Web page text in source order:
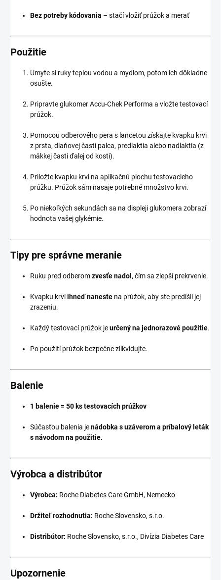
Bez potreby kódovania – stačí vložiť prúžok a merať
Použitie
Umyte si ruky teplou vodou a mydlom, potom ich dôkladne
osušte.
Pripravte glukomer Accu-Chek Performa a vložte testovací
prúžok.
Pomocou odberového pera s lancetou získajte kvapku krvi
z prsta, dlaňovej časti palca, predlaktia alebo nadlaktia (z
mäkkej časti ďalej od kosti).
Priložte kvapku krvi na aplikačnú plochu testovacieho
prúžku. Prúžok sám nasaje potrebné množstvo krvi.
Po niekoľkých sekundách sa na displeji glukomera zobrazí
hodnota vašej glykémie.
Tipy pre správne meranie
Ruku pred odberomzvesťe nadol , čím sa zlepší prekrvenie.
Kvapku krviihneď naneste na prúžok, aby ste predišli jej
zrazeniu.
Každý testovací prúžok jeurčený na jednorazové použitie.
Po použití prúžok bezpečne zlikvidujte.
Balenie
1 balenie = 50 ks testovacích prúžkov
Súčasťou balenia jenádobka s uzáverom a príbalový leták
s návodom na použitie.
Výrobca a distribútor
Výrobca: Roche Diabetes Care GmbH, Nemecko
Držiteľ rozhodnutia: Roche Slovensko, s.r.o.
Distribútor: Roche Slovensko, s.r.o., Divízia Diabetes Care
Upozornenie